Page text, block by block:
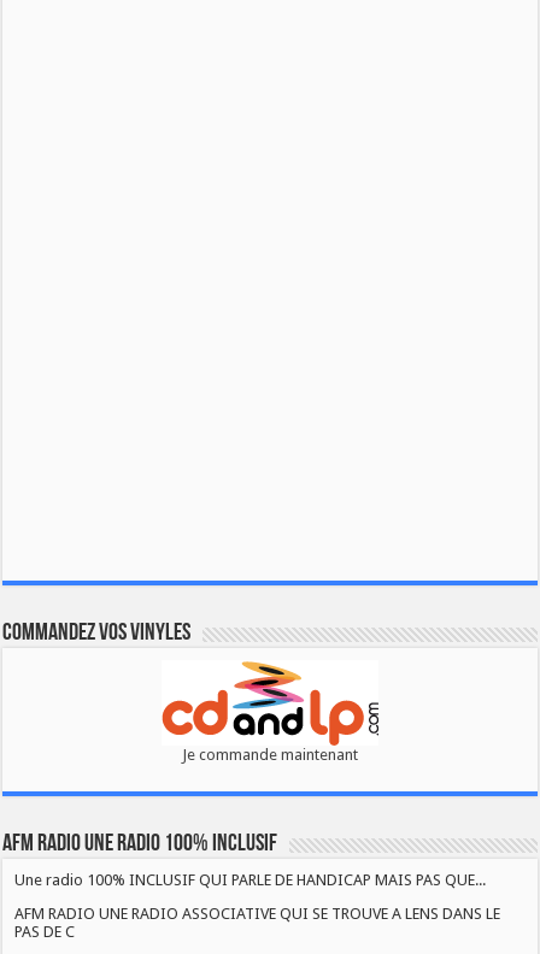
Commandez vos vinyles
Je commande maintenant
AFM RADIO UNE RADIO 100% INCLUSIF
Une radio 100% INCLUSIF QUI PARLE DE HANDICAP MAIS PAS QUE...
AFM RADIO UNE RADIO ASSOCIATIVE QUI SE TROUVE A LENS DANS LE
PAS DE C